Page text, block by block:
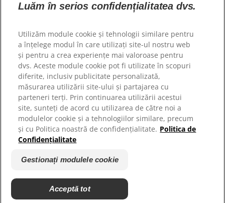
© 2025 Hill's Pet Nutrition, Inc.
Toate drepturile rezervate.
Așa cum este utilizat în prezentul document, indică
statutul de marcă comercială înregistrată numai în
S.U.A.; statutul de înregistrare în alte zone geografice
poate fi diferit. Utilizarea acestui site este supusă
termenilor noștri.
Termeni și condiții
Politica juridică și de
Declarație juridică
Luăm în serios confidențialitatea dvs.
Utilizăm module cookie și tehnologii similare pentru
a înțelege modul în care utilizați site-ul nostru web
și pentru a crea experiențe mai valoroase pentru
dvs. Aceste module cookie pot fi utilizate în scopuri
diferite, inclusiv publicitate personalizată,
măsurarea utilizării site-ului și partajarea cu
parteneri terți. Prin continuarea utilizării acestui
site, sunteți de acord cu utilizarea de către noi a
modulelor cookie și a tehnologiilor similare, precum
și cu Politica noastră de confidențialitate. Politica de
Confidențialitate
Gestionați modulele cookie
Acceptă tot